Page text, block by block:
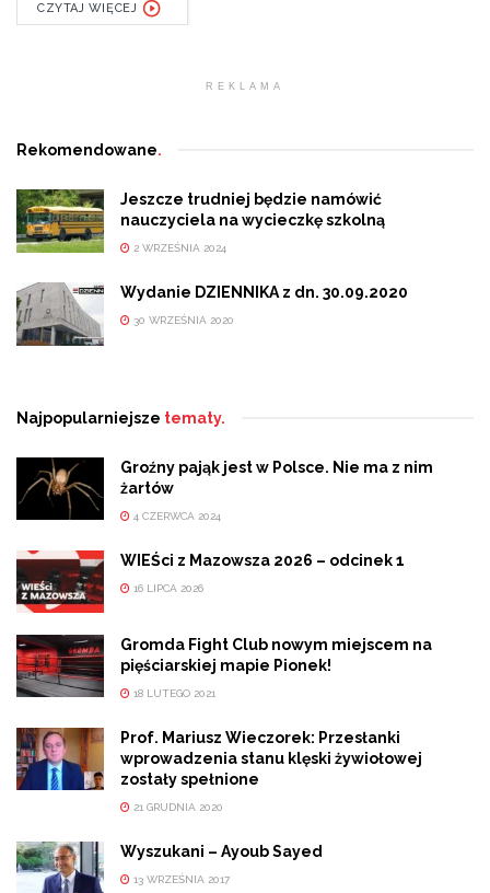
CZYTAJ WIĘCEJ
REKLAMA
Rekomendowane.
Jeszcze trudniej będzie namówić
nauczyciela na wycieczkę szkolną
2 WRZEŚNIA 2024
Wydanie DZIENNIKA z dn. 30.09.2020
30 WRZEŚNIA 2020
Najpopularniejsze tematy.
Groźny pająk jest w Polsce. Nie ma z nim
żartów
4 CZERWCA 2024
WIEŚci z Mazowsza 2026 – odcinek 1
16 LIPCA 2026
Gromda Fight Club nowym miejscem na
pięściarskiej mapie Pionek!
18 LUTEGO 2021
Prof. Mariusz Wieczorek: Przesłanki
wprowadzenia stanu klęski żywiołowej
zostały spełnione
21 GRUDNIA 2020
Wyszukani – Ayoub Sayed
13 WRZEŚNIA 2017